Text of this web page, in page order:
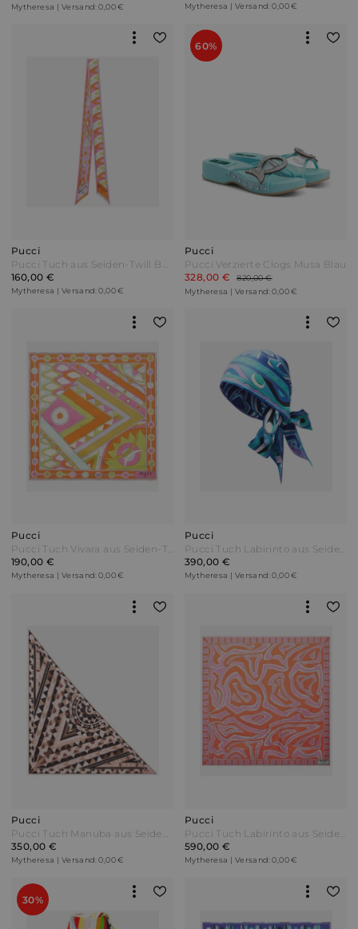
Mytheresa | Versand: 0,00 €
Mytheresa | Versand: 0,00 €
Pucci
Pucci Tuch aus Seiden-Twill Bunt
160,00 €
Mytheresa | Versand: 0,00 €
60%
Pucci
Pucci Verzierte Clogs Musa Blau
328,00 €
820,00 €
Mytheresa | Versand: 0,00 €
Pucci
Pucci Tuch Vivara aus Seiden-Twill Bunt
190,00 €
Mytheresa | Versand: 0,00 €
Pucci
Pucci Tuch Labirinto aus Seiden-Twill Blau
390,00 €
Mytheresa | Versand: 0,00 €
Pucci
Pucci Tuch Manuba aus Seiden-Twill Bunt
350,00 €
Mytheresa | Versand: 0,00 €
Pucci
Pucci Tuch Labirinto aus Seiden-Twill Bunt
590,00 €
Mytheresa | Versand: 0,00 €
30%